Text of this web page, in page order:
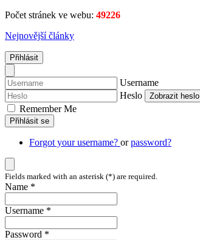
Počet stránek ve webu: 49226
Nejnovější články
Přihlásit
Username
Heslo
Zobrazit heslo
Remember Me
Přihlásit se
Forgot your username? orpassword?
Fields marked with an asterisk (*) are required.
Name *
Username *
Password *